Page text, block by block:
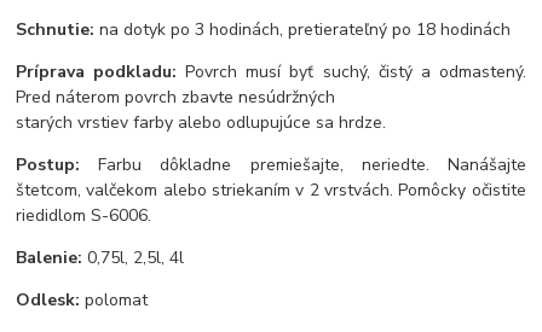
Schnutie: na dotyk po 3 hodinách, pretierateľný po 18 hodinách
Príprava podkladu: Povrch musí byť suchý, čistý a odmastený.
Pred náterom povrch zbavte nesúdržných
starých vrstiev farby alebo odlupujúce sa hrdze.
Postup: Farbu dôkladne premiešajte, neriedte. Nanášajte
štetcom, valčekom alebo striekaním v 2 vrstvách. Pomôcky očistite
riedidlom S-6006.
Balenie: 0,75l, 2,5l, 4l
Odlesk: polomat